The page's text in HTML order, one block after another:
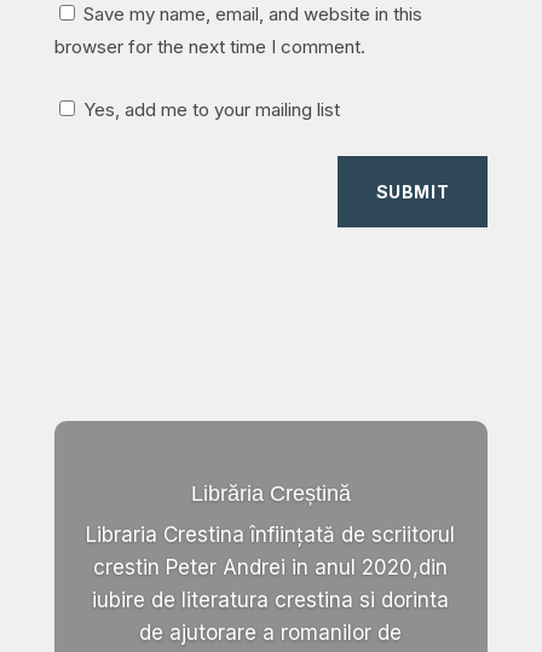
Save my name, email, and website in this
browser for the next time I comment.
Yes, add me to your mailing list
SUBMIT
Librăria Creștină
Libraria Crestina înființată de scriitorul
crestin Peter Andrei in anul 2020,din
iubire de literatura crestina si dorinta
de ajutorare a romanilor de